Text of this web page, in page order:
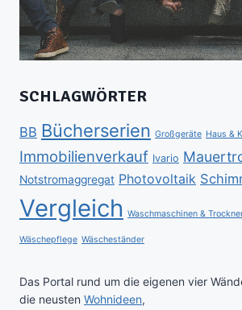
SCHLAGWÖRTER
BB Bücherserien Großgeräte Haus &
Immobilienverkauf Ivario
Notstromaggregat Photovoltaik
Vergleich Waschmaschinen &
Wäschepflege Wäscheständer
Das Portal rund um die eigenen vier
die neusten Wohnideen,